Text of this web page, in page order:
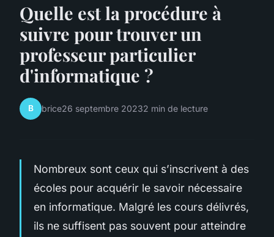
Quelle est la procédure à
suivre pour trouver un
professeur particulier
d'informatique ?
B brice26 septembre 20232 min de lecture
Nombreux sont ceux qui s’inscrivent à des
écoles pour acquérir le savoir nécessaire
en informatique. Malgré les cours délivrés,
ils ne suffisent pas souvent pour atteindre